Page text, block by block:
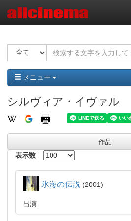
メニュー
シルヴィア・イヴァル
作品
表示数
氷海の伝説 2001
出演